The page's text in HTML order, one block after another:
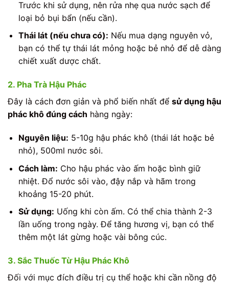
Trước khi sử dụng, nên rửa nhẹ qua nước sạch để
loại bỏ bụi bẩn (nếu cần).
Thái lát (nếu chưa có): Nếu mua dạng nguyên vỏ,
bạn có thể tự thái lát mỏng hoặc bẻ nhỏ để dễ dàng
chiết xuất dược chất.
2. Pha Trà Hậu Phác
Đây là cách đơn giản và phổ biến nhất để sử dụng hậu
phác khô đúng cách hàng ngày:
Nguyên liệu: 5-10g hậu phác khô (thái lát hoặc bẻ
nhỏ), 500ml nước sôi.
Cách làm: Cho hậu phác vào ấm hoặc bình giữ
nhiệt. Đổ nước sôi vào, đậy nắp và hãm trong
khoảng 15-20 phút.
Sử dụng: Uống khi còn ấm. Có thể chia thành 2-3
lần uống trong ngày. Để tăng hương vị, bạn có thể
thêm một lát gừng hoặc vài bông cúc.
3. Sắc Thuốc Từ Hậu Phác Khô
Đối với mục đích điều trị cụ thể hoặc khi cần nồng độ